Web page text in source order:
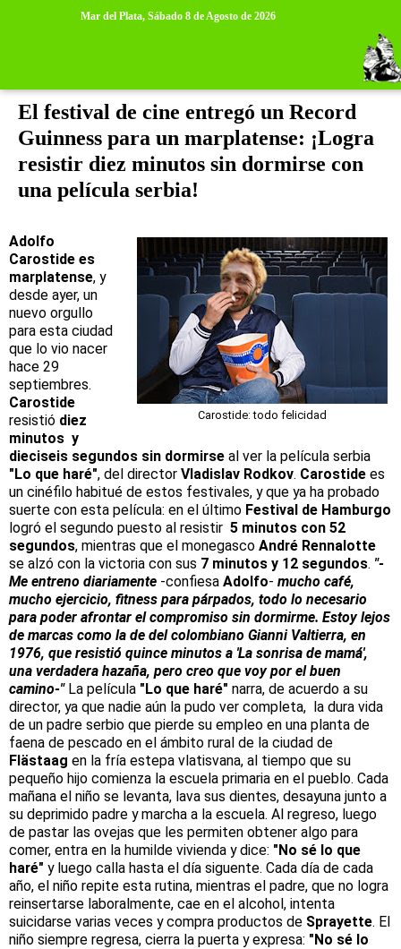
Mar del Plata, Sábado 8 de Agosto de 2026
El festival de cine entregó un Record
Guinness para un marplatense: ¡Logra
resistir diez minutos sin dormirse con
una película serbia!
Carostide: todo felicidad
Adolfo
Carostide es
marplatense, y
desde ayer, un
nuevo orgullo
para esta ciudad
que lo vio nacer
hace 29
septiembres.
Carostide
resistió diez
minutos y
dieciseis segundos sin dormirse al ver la película serbia
"Lo que haré", del director Vladislav Rodkov. Carostide es
un cinéfilo habitué de estos festivales, y que ya ha probado
suerte con esta película: en el último Festival de Hamburgo
logró el segundo puesto al resistir 5 minutos con 52
segundos, mientras que el monegasco André Rennalotte
se alzó con la victoria con sus 7 minutos y 12 segundos. "-
Me entreno diariamente -confiesa Adolfo- mucho café,
mucho ejercicio, fitness para párpados, todo lo necesario
para poder afrontar el compromiso sin dormirme. Estoy lejos
de marcas como la de del colombiano Gianni Valtierra, en
1976, que resistió quince minutos a 'La sonrisa de mamá',
una verdadera hazaña, pero creo que voy por el buen
camino-" La película "Lo que haré" narra, de acuerdo a su
director, ya que nadie aún la pudo ver completa, la dura vida
de un padre serbio que pierde su empleo en una planta de
faena de pescado en el ámbito rural de la ciudad de
Flästaag en la fría estepa vlatisvana, al tiempo que su
pequeño hijo comienza la escuela primaria en el pueblo. Cada
mañana el niño se levanta, lava sus dientes, desayuna junto a
su deprimido padre y marcha a la escuela. Al regreso, luego
de pastar las ovejas que les permiten obtener algo para
comer, entra en la humilde vivienda y dice: "No sé lo que
haré" y luego calla hasta el día siguente. Cada día de cada
año, el niño repite esta rutina, mientras el padre, que no logra
reinsertarse laboralmente, cae en el alcohol, intenta
suicidarse varias veces y compra productos de Sprayette. El
niño siempre regresa, cierra la puerta y expresa: "No sé lo